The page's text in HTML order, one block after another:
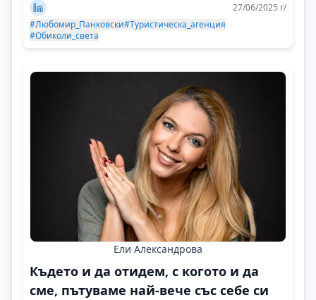
27/06/2025 г/
#Любомир_Панковски#Туристическа_агенция
#Обиколи_света
Ели Александрова
Където и да отидем, с когото и да
сме, пътуваме най-вече със себе си